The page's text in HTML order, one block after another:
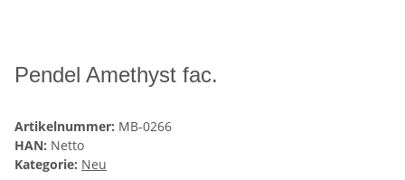
Pendel Amethyst fac.
Artikelnummer: MB-0266
HAN: Netto
Kategorie: Neu